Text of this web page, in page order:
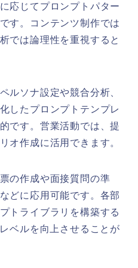
応じてプロンプトパター
す。コンテンツ制作では
では論理性を重視すると
ルソナ設定や競合分析、
したプロンプトテンプレ
です。営業活動では、提
オ作成に活用できます。
の作成や面接質問の準
どに応用可能です。各部
トライブラリを構築する
ベルを向上させることが